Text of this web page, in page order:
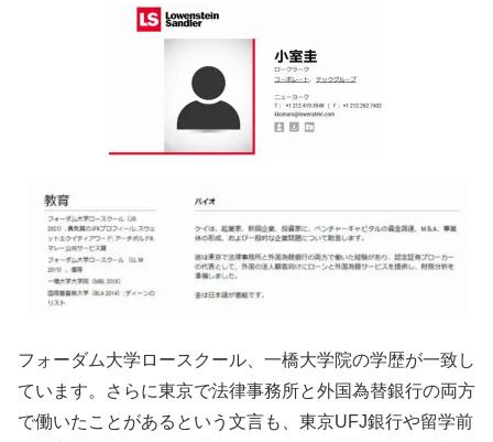
フォーダム大学ロースクール、一橋大学院の学歴が一致し
ています。さらに東京で法律事務所と外国為替銀行の両方
で働いたことがあるという文言も、東京UFJ銀行や留学前